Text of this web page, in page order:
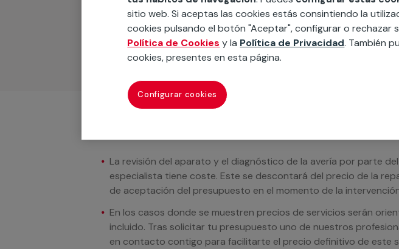
Podemos ofrecer cualquier servicio a medida incluyendo todo lo
materiales, equipamientos, electrodomésticos, etc. Cuéntanos
cuando te llamemos.
La revisión del aparato y el diagnóstico de la avería por parte
especialista tiene coste. Este se descontará del precio de la
de aceptación del presupuesto en el momento de la
En los casos donde se muestren precios de servicios serán
incluido. Tras solicitar tu presupuesto uno de nuestros
en contacto contigo para facilitarte el precio definitivo de este
sitio web. Si aceptas las cookies estás consintiendo la
cookies pulsando el botón "Aceptar", configurar o rechazar
Política de Cookies y la Política de Privacidad. También
cookies, presentes en esta página.
Configurar cookies